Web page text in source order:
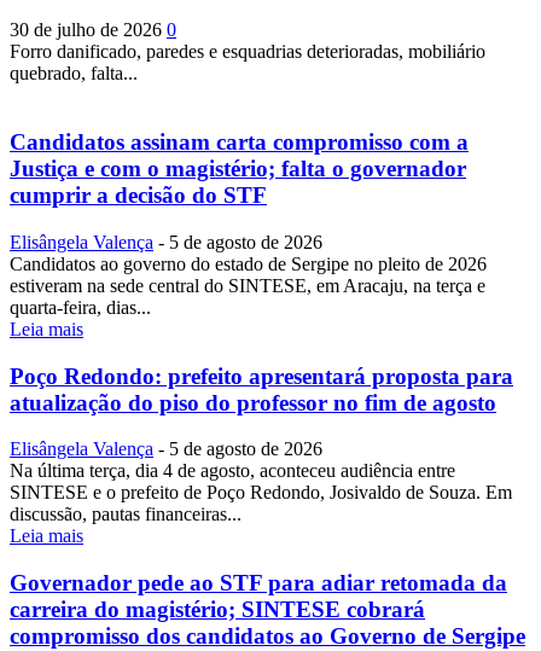
30 de julho de 2026 0
Forro danificado, paredes e esquadrias deterioradas, mobiliário
quebrado, falta...
Candidatos assinam carta compromisso com a
Justiça e com o magistério; falta o governador
cumprir a decisão do STF
Elisângela Valença - 5 de agosto de 2026
Candidatos ao governo do estado de Sergipe no pleito de 2026
estiveram na sede central do SINTESE, em Aracaju, na terça e
quarta-feira, dias...
Leia mais
Poço Redondo: prefeito apresentará proposta para
atualização do piso do professor no fim de agosto
Elisângela Valença - 5 de agosto de 2026
Na última terça, dia 4 de agosto, aconteceu audiência entre
SINTESE e o prefeito de Poço Redondo, Josivaldo de Souza. Em
discussão, pautas financeiras...
Leia mais
Governador pede ao STF para adiar retomada da
carreira do magistério; SINTESE cobrará
compromisso dos candidatos ao Governo de Sergipe